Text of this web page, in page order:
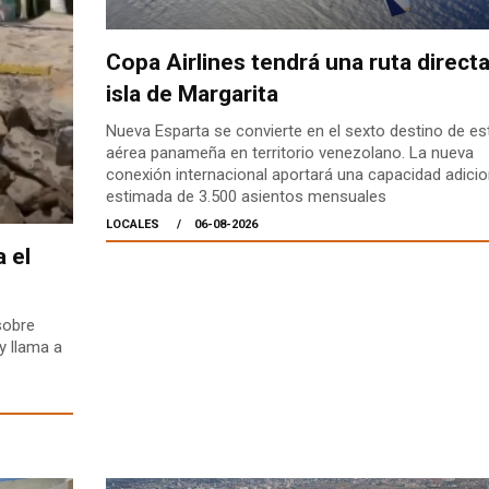
el
llama a
Copa Airlines tendrá una ruta
isla de Margarita
Nueva Esparta se convierte en el sexto destino de
aérea panameña en territorio venezolano. La nueva
conexión internacional aportará una capacidad
estimada de 3.500 asientos mensuales
LOCALES 06-08-2026